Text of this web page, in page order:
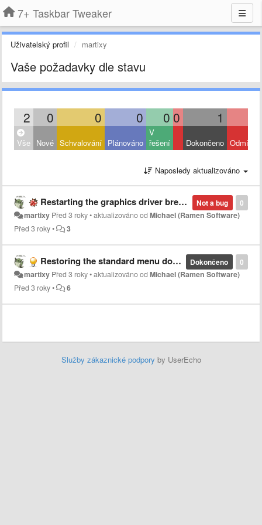
7+ Taskbar Tweaker
Uživatelský profil martixy
Vaše požadavky dle stavu
2 0 0 0 0 0 1
Vše Nové Schvalování Plánováno
V
řešení
Dokončeno
Naposledy aktualizováno
0
Not a bug
Restarting the graphics driver breaks right click menu on second monitor taskbar
martixy Před 3 roky•aktualizováno odMichael (Ramen Software)
Před 3 roky• 3
0
Dokončeno
Restoring the standard menu doesn't work on newer 7tt versions with StartIsBack
martixy Před 3 roky•aktualizováno odMichael (Ramen Software)
Před 3 roky• 6
Služby zákaznické podpory by UserEcho